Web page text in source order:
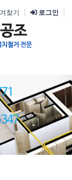
찾기 로그인